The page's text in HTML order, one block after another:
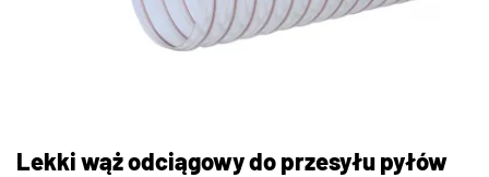
Lekki wąż odciągowy do przesyłu pyłów